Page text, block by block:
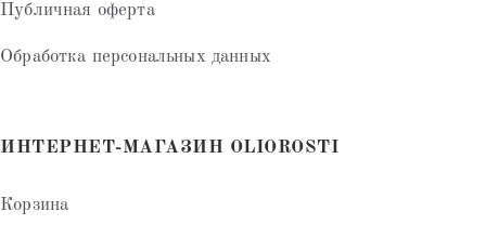
Публичная оферта
Обработка персональных данных
ИНТЕРНЕТ-МАГАЗИН OLIOROSTI
Корзина